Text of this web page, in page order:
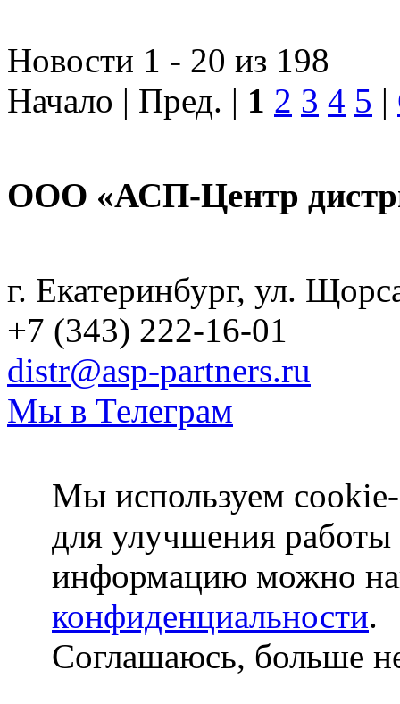
Новости 1 - 20 из 198
Начало | Пред. | 1 2 3 4 5 |
ООО «АСП-Центр
г. Екатеринбург, ул.
+7 (343) 222-16-01
distr@asp-partners.ru
Мы в Телеграм
Мы используем
для улучшения
информацию можно
конфиденциальности.
Соглашаюсь, больше